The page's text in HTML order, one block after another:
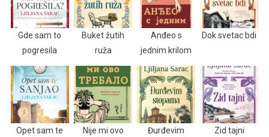
Gde sam to
pogresila
Buket žutih
ruža
Anđeo s
jednim krilom
Dok svetac bdi
Opet sam te
Nije mi ovo
Đurđevim
Zid tajni